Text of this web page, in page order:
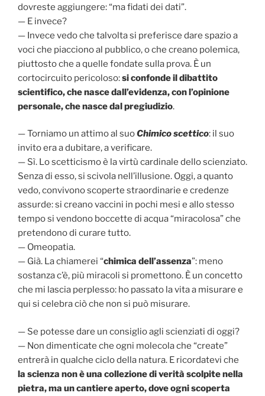
dovreste aggiungere: “ma fidati dei dati”.
— E invece?
— Invece vedo che talvolta si preferisce dare spazio a
voci che piacciono al pubblico, o che creano polemica,
piuttosto che a quelle fondate sulla prova. È un
cortocircuito pericoloso:si confonde il dibattito
scientifico, che nasce dall’evidenza, con l’opinione
personale, che nasce dal pregiudizio.
— Torniamo un attimo al suoChimico scettico: il suo
invito era a dubitare, a verificare.
— Sì. Lo scetticismo è la virtù cardinale dello scienziato.
Senza di esso, si scivola nell’illusione. Oggi, a quanto
vedo, convivono scoperte straordinarie e credenze
assurde: si creano vaccini in pochi mesi e allo stesso
tempo si vendono boccette di acqua “miracolosa” che
pretendono di curare tutto.
— Omeopatia.
— Già. La chiamerei “chimica dell’assenza”: meno
sostanza c’è, più miracoli si promettono. È un concetto
che mi lascia perplesso: ho passato la vita a misurare e
qui si celebra ciò che non si può misurare.
— Se potesse dare un consiglio agli scienziati di oggi?
— Non dimenticate che ogni molecola che “create”
entrerà in qualche ciclo della natura. E ricordatevi che
la scienza non è una collezione di verità scolpite nella
pietra, ma un cantiere aperto, dove ogni scoperta